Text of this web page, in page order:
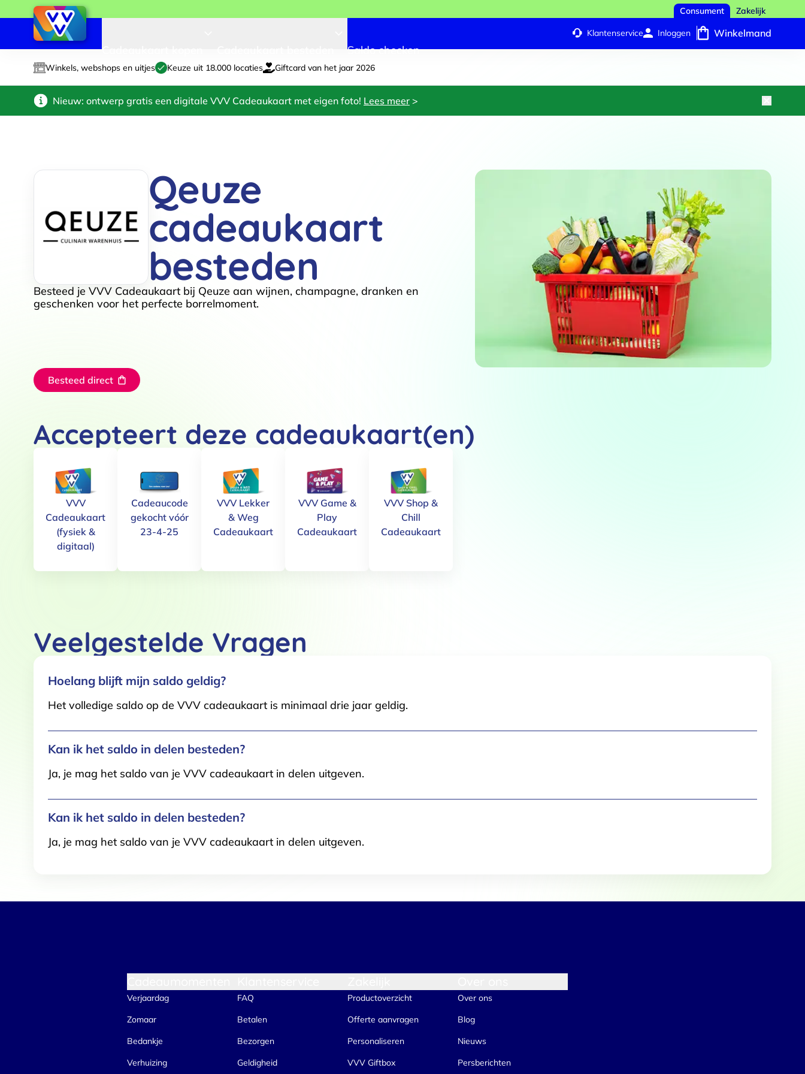
websiteverkeer te analyseren. Ook delen we informatie over jouw gebruik van onze site met onze partners voor social media,
adverteren en analyse. Deze partners kunnen deze gegevens combineren met andere informatie die je aan ze hebt verstrekt of die
Klikhiervoor ons cookiebeleid.
Toestemmingsselectie
Consument Zakelijk
Saldo checken
Klantenservice Inloggen Winkelmand
Winkels, webshops en uitjes Keuze uit 18.000 locaties Giftcard van het jaar 2026
Nieuw: ontwerp gratis een digitale VVV Cadeaukaart met eigen foto! Lees meer >
Qeuze
cadeaukaart
besteden
Besteed je VVV Cadeaukaart bij Qeuze aan wijnen, champagne, dranken en
geschenken voor het perfecte borrelmoment.
Besteed direct
Accepteert deze cadeaukaart(en)
VVV
Cadeaukaart
(fysiek &
digitaal)
Cadeaucode
gekocht vóór
23-4-25
VVV Lekker
& Weg
Cadeaukaart
VVV Game &
Play
Cadeaukaart
VVV Shop &
Chill
Cadeaukaart
Veelgestelde Vragen
Hoelang blijft mijn saldo geldig?
Het volledige saldo op de VVV cadeaukaart is minimaal drie jaar geldig.
Kan ik het saldo in delen besteden?
Ja, je mag het saldo van je VVV cadeaukaart in delen uitgeven.
Kan ik het saldo in delen besteden?
Ja, je mag het saldo van je VVV cadeaukaart in delen uitgeven.
Verjaardag
Zomaar
Bedankje
Verhuizing
FAQ
Betalen
Bezorgen
Geldigheid
Productoverzicht
Offerte aanvragen
Personaliseren
VVV Giftbox
Over ons
Blog
Nieuws
Persberichten